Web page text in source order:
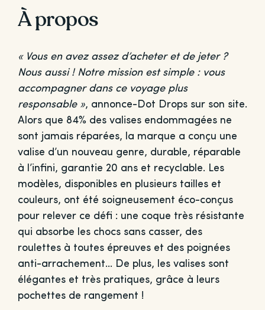
À propos
« Vous en avez assez d’acheter et de jeter ?
Nous aussi ! Notre mission est simple : vous
accompagner dans ce voyage plus
responsable », annonce-Dot Drops sur son site.
Alors que 84% des valises endommagées ne
sont jamais réparées, la marque a conçu une
valise d’un nouveau genre, durable, réparable
à l’infini, garantie 20 ans et recyclable. Les
modèles, disponibles en plusieurs tailles et
couleurs, ont été soigneusement éco-conçus
pour relever ce défi : une coque très résistante
qui absorbe les chocs sans casser, des
roulettes à toutes épreuves et des poignées
anti-arrachement… De plus, les valises sont
élégantes et très pratiques, grâce à leurs
pochettes de rangement !